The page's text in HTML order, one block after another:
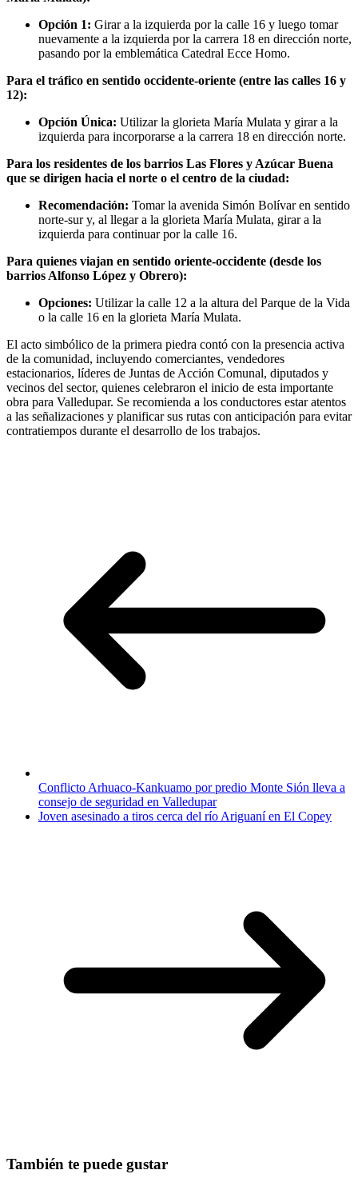
Opción 1: Girar a la izquierda por la calle 16 y luego tomar
nuevamente a la izquierda por la carrera 18 en dirección norte,
pasando por la emblemática Catedral Ecce Homo.
Para el tráfico en sentido occidente-oriente (entre las calles 16 y
12):
Opción Única: Utilizar la glorieta María Mulata y girar a la
izquierda para incorporarse a la carrera 18 en dirección norte.
Para los residentes de los barrios Las Flores y Azúcar Buena
que se dirigen hacia el norte o el centro de la ciudad:
Recomendación: Tomar la avenida Simón Bolívar en sentido
norte-sur y, al llegar a la glorieta María Mulata, girar a la
izquierda para continuar por la calle 16.
Para quienes viajan en sentido oriente-occidente (desde los
barrios Alfonso López y Obrero):
Opciones: Utilizar la calle 12 a la altura del Parque de la Vida
o la calle 16 en la glorieta María Mulata.
El acto simbólico de la primera piedra contó con la presencia activa
de la comunidad, incluyendo comerciantes, vendedores
estacionarios, líderes de Juntas de Acción Comunal, diputados y
vecinos del sector, quienes celebraron el inicio de esta importante
obra para Valledupar. Se recomienda a los conductores estar atentos
a las señalizaciones y planificar sus rutas con anticipación para evitar
contratiempos durante el desarrollo de los trabajos.
Conflicto Arhuaco-Kankuamo por predio Monte Sión lleva a
consejo de seguridad en Valledupar
Joven asesinado a tiros cerca del río Ariguaní en El Copey
También te puede gustar